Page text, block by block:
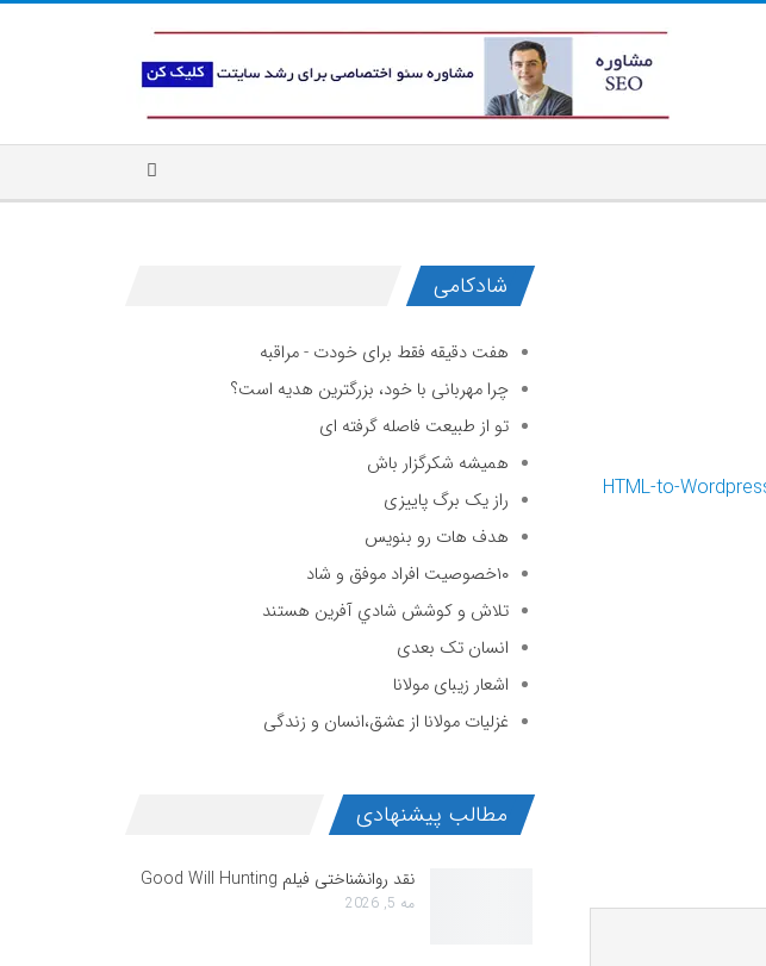
شادکامی
هفت دقیقه فقط برای خودت - مراقبه
چرا مهربانی با خود، بزرگترین هدیه است؟
تو از طبیعت فاصله گرفته ای
همیشه شکرگزار باش
راز یک برگ پاییزی
هدف هات رو بنویس
۱۰خصوصیت افراد موفق و شاد
تلاش و كوشش شادي آفرين هستند
انسان تک بعدی
اشعار زیبای مولانا
غزلیات مولانا از عشق،انسان و زندگی
مطالب پیشنهادی
نقد روانشناختی فیلم Good Will Hunting
مه 5, 2026